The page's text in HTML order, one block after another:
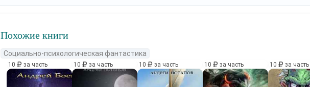
Похожие книги
Социально-психологическая фантастика
10 за часть 10 за часть 10 за часть 10 за часть 10 за часть